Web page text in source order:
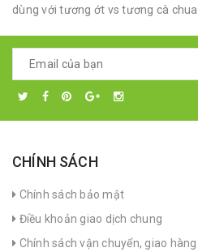
dùng với tương ớt vs tương cà
CHÍNH SÁCH
Chính sách bảo mật
Điều khoản giao dịch chung
Chính sách vận chuyển, giao hàng